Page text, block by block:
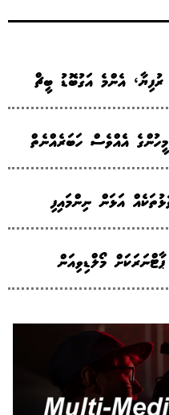
އަޅަން ނިންމައިފި
މޯލްޑިވިއަން